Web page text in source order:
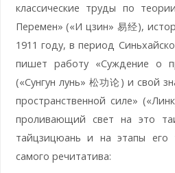
классические труды по
Перемен» («И цзин» 易经),
1911 году, в период
пишет работу «Суждение о
(«Сунгун лунь» 松功论) и свой
пространственной силе»
проливающий свет на это
тайцзицюань и на этапы его
самого речитатива: